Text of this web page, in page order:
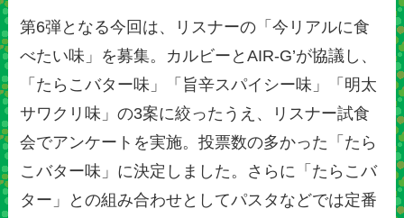
第6弾となる今回は、リスナーの「今リアルに食
べたい味」を募集。カルビーとAIR-G’が協議し、
「たらこバター味」「旨辛スパイシー味」「明太
サワクリ味」の3案に絞ったうえ、リスナー試食
会でアンケートを実施。投票数の多かった「たら
こバター味」に決定しました。さらに「たらこバ
ター」との組み合わせとしてパスタなどでは定番